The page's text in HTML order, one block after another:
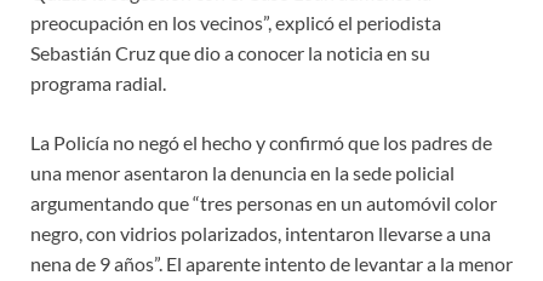
preocupación en los vecinos”, explicó el periodista
Sebastián Cruz que dio a conocer la noticia en su
programa radial.
La Policía no negó el hecho y confirmó que los padres de
una menor asentaron la denuncia en la sede policial
argumentando que “tres personas en un automóvil color
negro, con vidrios polarizados, intentaron llevarse a una
nena de 9 años”. El aparente intento de levantar a la menor